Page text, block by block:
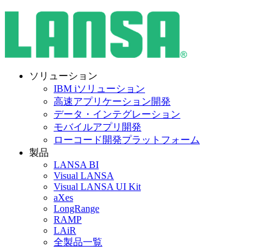
ソリューション
IBM iソリューション
高速アプリケーション開発
データ・インテグレーション
モバイルアプリ開発
ローコード開発プラットフォーム
製品
LANSA BI
Visual LANSA
Visual LANSA UI Kit
aXes
LongRange
RAMP
LAiR
全製品一覧